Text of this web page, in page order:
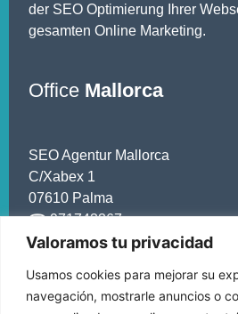
Valoramos tu privacidad
Usamos cookies para mejorar su
navegación, mostrarle anuncios o
der SEO Optimierung Ihrer
gesamten Online Marketing.
Office Mallorca
SEO Agentur Mallorca
C/Xabex 1
07610 Palma
☎ 971743367
Infos &Service